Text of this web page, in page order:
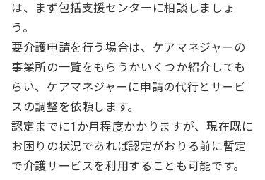
は、まず包括支援センターに相談しましょ
う。
要介護申請を行う場合は、ケアマネジャーの
事業所の一覧をもらうかいくつか紹介しても
らい、ケアマネジャーに申請の代行とサービ
スの調整を依頼します。
認定までに1か月程度かかりますが、現在既に
お困りの状況であれば認定がおりる前に暫定
で介護サービスを利用することも可能です。